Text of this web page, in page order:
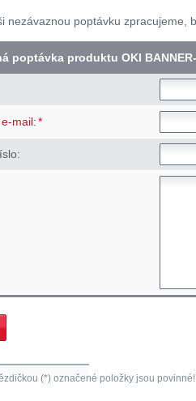
nezávaznou poptávku zpracujeme,
poptávka produktu OKI
mail: *
(*) označené položky jsou povinné!